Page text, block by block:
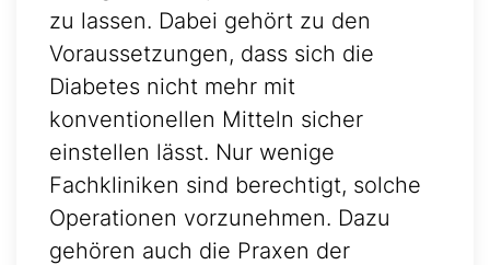
zu lassen. Dabei gehört zu den
Voraussetzungen, dass sich die
Diabetes nicht mehr mit
konventionellen Mitteln sicher
einstellen lässt. Nur wenige
Fachkliniken sind berechtigt, solche
Operationen vorzunehmen. Dazu
gehören auch die Praxen der